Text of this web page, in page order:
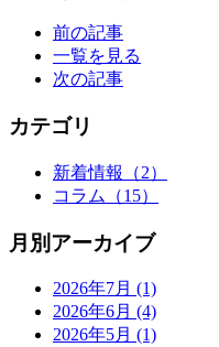
前の記事
一覧を見る
次の記事
カテゴリ
新着情報
（2）
コラム
（15）
月別アーカイブ
2026年7月 (1)
2026年6月 (4)
2026年5月 (1)